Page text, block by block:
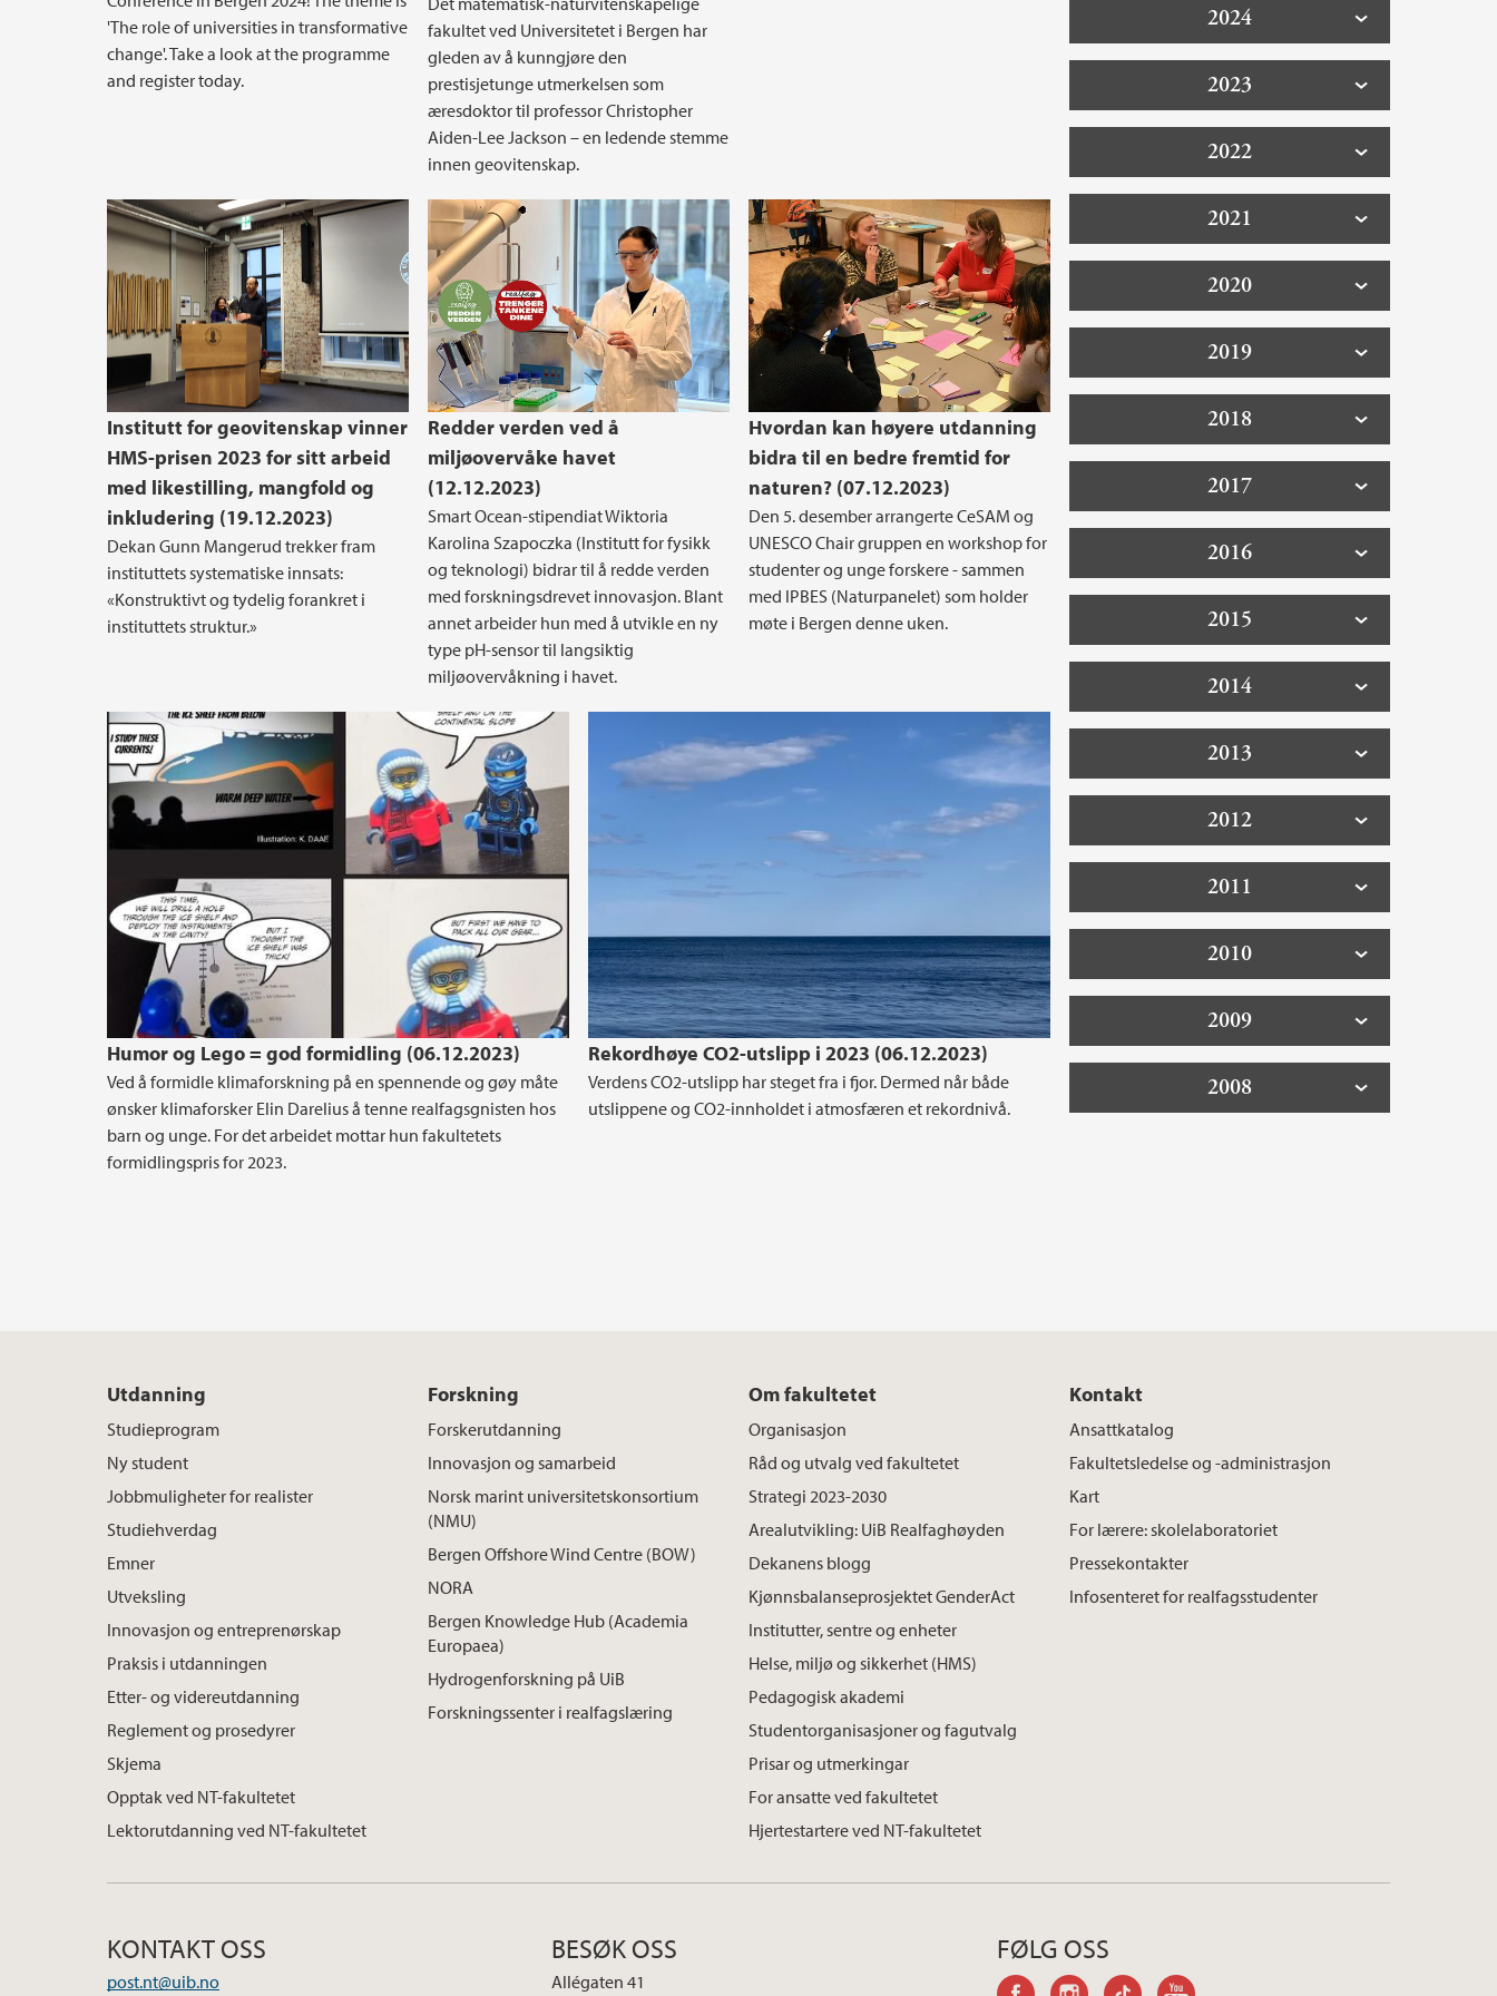
'The role of universities in transformative
change'. Take a look at the programme
and register today.
fakultet ved Universitetet i Bergen har
gleden av å kunngjøre den
prestisjetunge utmerkelsen som
æresdoktor til professor Christopher
Aiden-Lee Jackson – en ledende stemme
innen geovitenskap.
Institutt for geovitenskap vinner
HMS-prisen 2023 for sitt arbeid
med likestilling, mangfold og
inkludering (19.12.2023)
Dekan Gunn Mangerud trekker fram
instituttets systematiske innsats:
«Konstruktivt og tydelig forankret i
instituttets struktur.»
Redder verden ved å
miljøovervåke havet
(12.12.2023)
Smart Ocean-stipendiat Wiktoria
Karolina Szapoczka (Institutt for fysikk
og teknologi) bidrar til å redde verden
med forskningsdrevet innovasjon. Blant
annet arbeider hun med å utvikle en ny
type pH-sensor til langsiktig
miljøovervåkning i havet.
Hvordan kan høyere utdanning
bidra til en bedre fremtid for
naturen? (07.12.2023)
Den 5. desember arrangerte CeSAM og
UNESCO Chair gruppen en workshop for
studenter og unge forskere - sammen
med IPBES (Naturpanelet) som holder
møte i Bergen denne uken.
Humor og Lego = god formidling (06.12.2023)
Ved å formidle klimaforskning på en spennende og gøy måte
ønsker klimaforsker Elin Darelius å tenne realfagsgnisten hos
barn og unge. For det arbeidet mottar hun fakultetets
formidlingspris for 2023.
Rekordhøye CO2-utslipp i 2023 (06.12.2023)
Verdens CO2-utslipp har steget fra i fjor. Dermed når både
utslippene og CO2-innholdet i atmosfæren et rekordnivå.
2024
2023
2022
2021
2020
2019
2018
2017
2016
2015
2014
2013
2012
2011
2010
2009
2008
Utdanning
Studieprogram
Ny student
Jobbmuligheter for realister
Studiehverdag
Emner
Utveksling
Innovasjon og entreprenørskap
Praksis i utdanningen
Etter- og videreutdanning
Reglement og prosedyrer
Skjema
Opptak ved NT-fakultetet
Lektorutdanning ved NT-fakultetet
Forskning
Forskerutdanning
Innovasjon og samarbeid
Norsk marint universitetskonsortium
(NMU)
Bergen Offshore Wind Centre (BOW)
NORA
Bergen Knowledge Hub (Academia
Europaea)
Hydrogenforskning på UiB
Forskningssenter i realfagslæring
Om fakultetet
Organisasjon
Råd og utvalg ved fakultetet
Strategi 2023-2030
Arealutvikling: UiB Realfaghøyden
Dekanens blogg
Kjønnsbalanseprosjektet GenderAct
Institutter, sentre og enheter
Helse, miljø og sikkerhet (HMS)
Pedagogisk akademi
Studentorganisasjoner og fagutvalg
Prisar og utmerkingar
For ansatte ved fakultetet
Hjertestartere ved NT-fakultetet
Kontakt
Ansattkatalog
Fakultetsledelse og -administrasjon
Kart
For lærere: skolelaboratoriet
Pressekontakter
Infosenteret for realfagsstudenter
KONTAKT OSS
post.nt@uib.no
BESØK OSS
Allégaten 41
FØLG OSS
facebookinstagramtiktok